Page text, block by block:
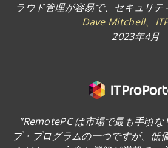
ラウド管理が容易で、セキュリ
Dave Mitchell、
2023年4月
"RemotePC は市場で最も手頃な
プ・プログラムの一つですが、低